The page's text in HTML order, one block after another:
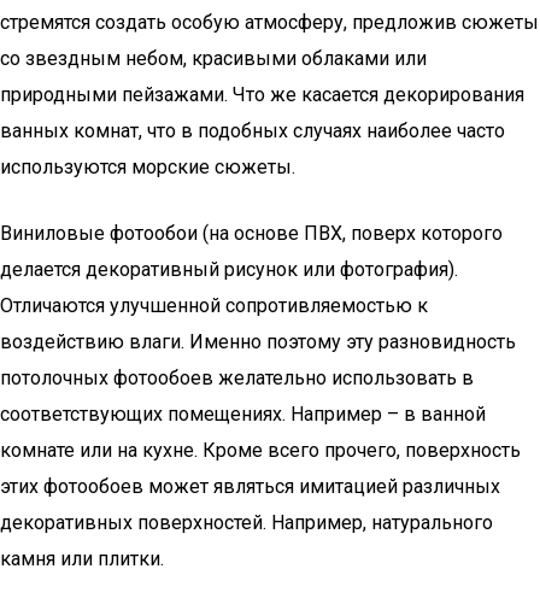
стремятся создать особую атмосферу, предложив сюжеты
со звездным небом, красивыми облаками или
природными пейзажами. Что же касается декорирования
ванных комнат, что в подобных случаях наиболее часто
используются морские сюжеты.
Виниловые фотообои (на основе ПВХ, поверх которого
делается декоративный рисунок или фотография).
Отличаются улучшенной сопротивляемостью к
воздействию влаги. Именно поэтому эту разновидность
потолочных фотообоев желательно использовать в
соответствующих помещениях. Например – в ванной
комнате или на кухне. Кроме всего прочего, поверхность
этих фотообоев может являться имитацией различных
декоративных поверхностей. Например, натурального
камня или плитки.